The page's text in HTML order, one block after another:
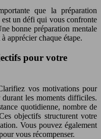
que la préparation
un défi qui vous confronte
bonne préparation mentale
apprécier chaque étape.
pour votre
vos motivations pour
les moments difficiles.
quotidienne, nombre de
objectifs structurent votre
Vous pouvez également
vous récompenser.